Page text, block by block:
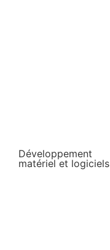
Développement
matériel et logiciels